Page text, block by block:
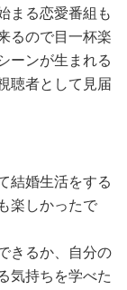
まる恋愛番組も
るので目一杯楽
ーンが生まれる
聴者として見届
結婚生活をする
楽しかったで
きるか、自分の
気持ちを学べた